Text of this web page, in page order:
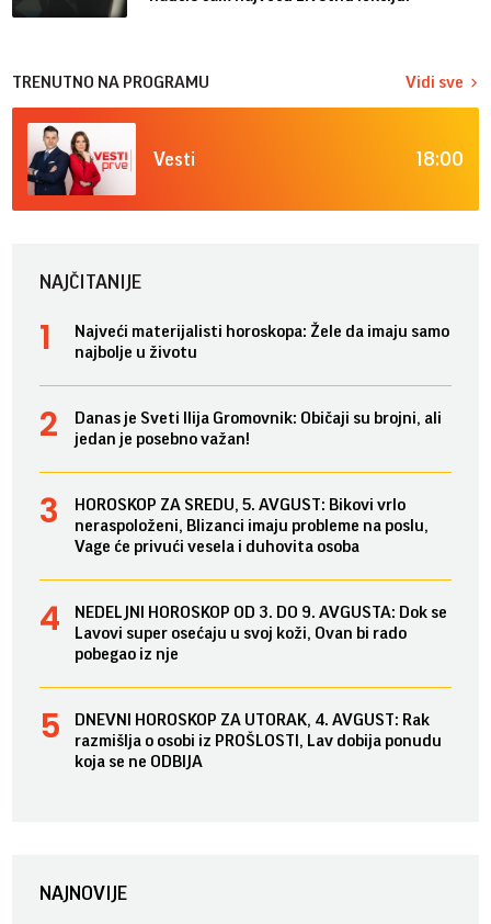
TRENUTNO NA PROGRAMU Vidi sve
Vesti 18:00
NAJČITANIJE
Najveći materijalisti horoskopa: Žele da imaju samo
najbolje u životu
Danas je Sveti Ilija Gromovnik: Običaji su brojni, ali
jedan je posebno važan!
HOROSKOP ZA SREDU, 5. AVGUST: Bikovi vrlo
neraspoloženi, Blizanci imaju probleme na poslu,
Vage će privući vesela i duhovita osoba
NEDELJNI HOROSKOP OD 3. DO 9. AVGUSTA: Dok se
Lavovi super osećaju u svoj koži, Ovan bi rado
pobegao iz nje
DNEVNI HOROSKOP ZA UTORAK, 4. AVGUST: Rak
razmišlja o osobi iz PROŠLOSTI, Lav dobija ponudu
koja se ne ODBIJA
NAJNOVIJE